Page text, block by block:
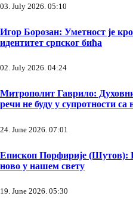
03. July 2026. 05:10
Игор Борозан: Уметност је
идентитет српског бића
02. July 2026. 04:24
Митрополит Гаврило:
речи не буду у супротности
24. June 2026. 07:01
Епископ Порфирије (Шутов):
ново у нашем свету
19. June 2026. 05:30